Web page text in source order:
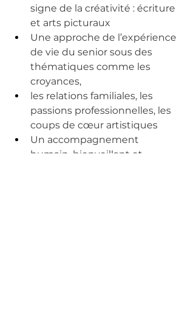
signe de la créativité : écriture
et arts picturaux
Une approche de l’expérience
de vie du senior sous des
thématiques comme les
croyances,
les relations familiales, les
passions professionnelles, les
coups de cœur artistiques
Un accompagnement
humain, bienveillant et